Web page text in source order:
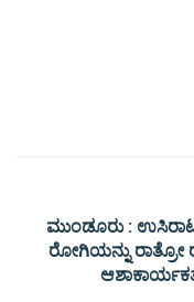
ಮುಂಡೂರು :
ರೋಗಿಯನ್ನು ರಾತ್ರೋ